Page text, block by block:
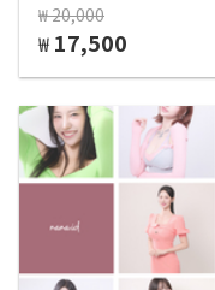
₩ 20,000
₩ 17,500